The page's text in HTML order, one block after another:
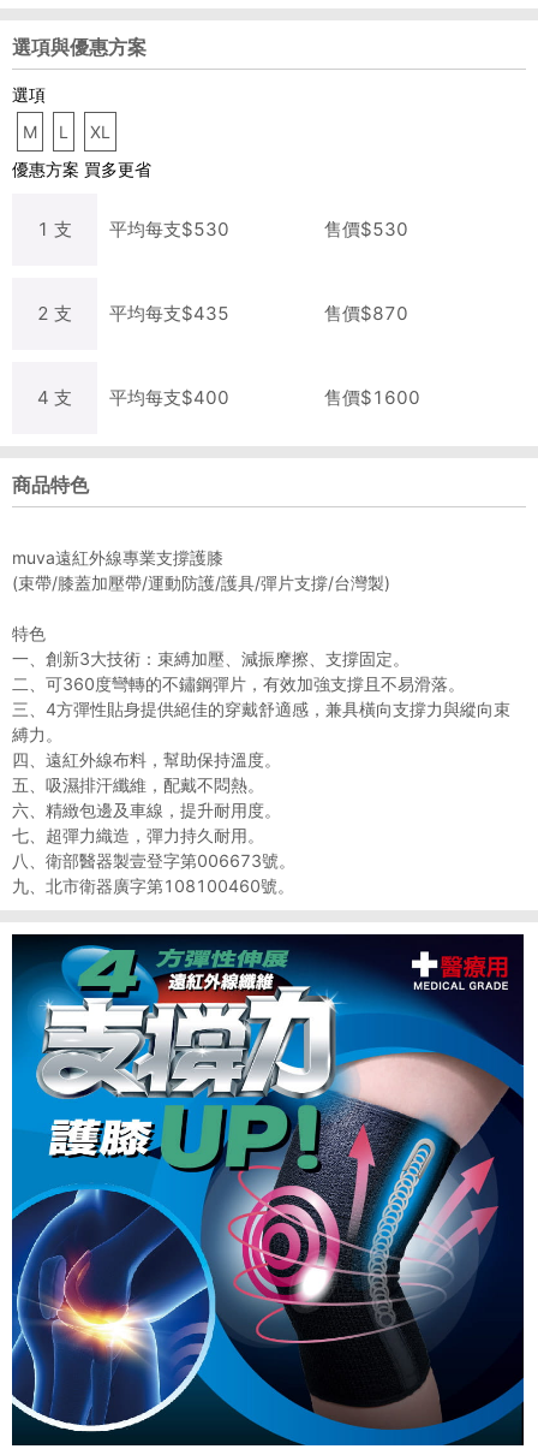
選項與優惠方案
選項
M
L
XL
優惠方案 買多更省
1 支 平均每支$530 售價$530
2 支 平均每支$435 售價$870
4 支 平均每支$400 售價$1600
商品特色
muva遠紅外線專業支撐護膝
(束帶/膝蓋加壓帶/運動防護/護具/彈片支撐/台灣製)
特色
一、創新3大技術：束縛加壓、減振摩擦、支撐固定。
二、可360度彎轉的不鏽鋼彈片，有效加強支撐且不易滑落。
三、4方彈性貼身提供絕佳的穿戴舒適感，兼具橫向支撐力與縱向束
縛力。
四、遠紅外線布料，幫助保持溫度。
五、吸濕排汗纖維，配戴不悶熱。
六、精緻包邊及車線，提升耐用度。
七、超彈力織造，彈力持久耐用。
八、衛部醫器製壹登字第006673號。
九、北市衛器廣字第108100460號。